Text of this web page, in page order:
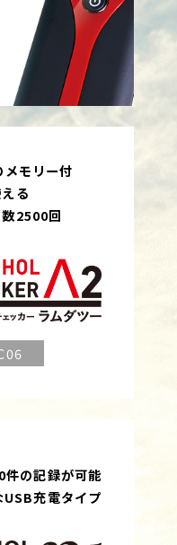
メモリー付
る
2500回
件の記録が可能
USB充電タイプ